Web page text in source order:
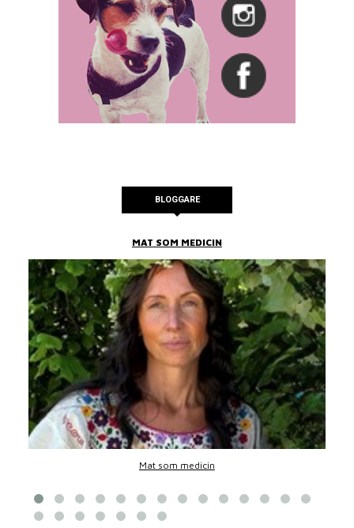
BLOGGARE
MAT SOM MEDICIN
Mat som medicin